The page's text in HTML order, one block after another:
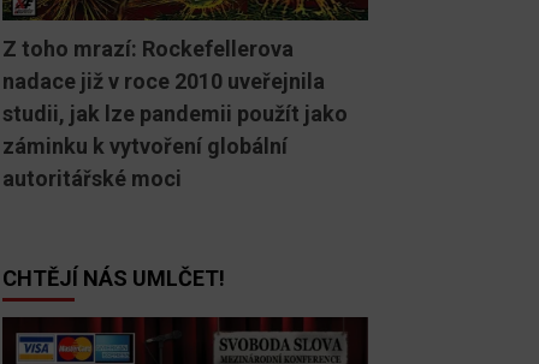
Z toho mrazí: Rockefellerova
nadace již v roce 2010 uveřejnila
studii, jak lze pandemii použít jako
záminku k vytvoření globální
autoritářské moci
CHTĚJÍ NÁS UMLČET!